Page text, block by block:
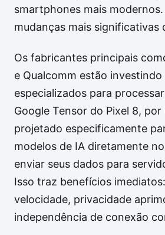
smartphones mais
mudanças mais significativas
Os fabricantes principais
e Qualcomm estão
especializados para
Google Tensor do Pixel 8,
projetado especificamente
modelos de IA diretamente
enviar seus dados para
Isso traz benefícios
velocidade, privacidade
independência de conexão